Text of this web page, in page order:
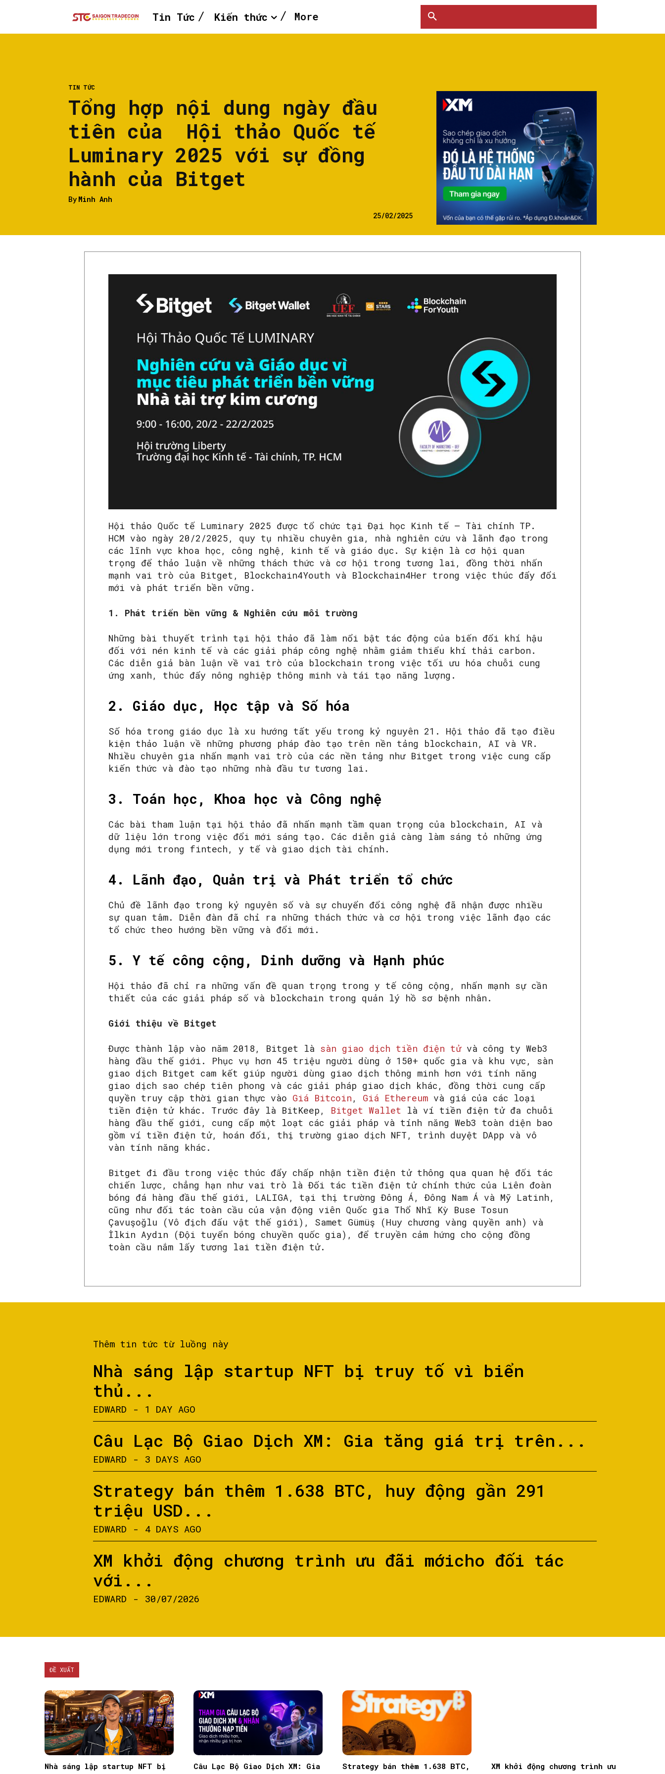
Tin Tức Kiến thức More
TIN TỨC
Tổng hợp nội dung ngày đầu
tiên của Hội thảo Quốc tế
Luminary 2025 với sự đồng
hành của Bitget
By Minh Anh
25/02/2025
Hội thảo Quốc tế Luminary 2025 được tổ chức tại Đại học Kinh tế – Tài chính TP.
HCM vào ngày 20/2/2025, quy tụ nhiều chuyên gia, nhà nghiên cứu và lãnh đạo trong
các lĩnh vực khoa học, công nghệ, kinh tế và giáo dục. Sự kiện là cơ hội quan
trọng để thảo luận về những thách thức và cơ hội trong tương lai, đồng thời nhấn
mạnh vai trò của Bitget, Blockchain4Youth và Blockchain4Her trong việc thúc đẩy đổi
mới và phát triển bền vững.
1. Phát triển bền vững & Nghiên cứu môi trường
Những bài thuyết trình tại hội thảo đã làm nổi bật tác động của biến đổi khí hậu
đối với nén kinh tế và các giải pháp công nghệ nhằm giảm thiểu khí thải carbon.
Các diễn giả bàn luận về vai trò của blockchain trong việc tối ưu hóa chuỗi cung
ứng xanh, thúc đẩy nông nghiệp thông minh và tái tạo năng lượng.
2. Giáo dục, Học tập và Số hóa
Số hóa trong giáo dục là xu hướng tất yếu trong kỷ nguyên 21. Hội thảo đã tạo điều
kiện thảo luận về những phương pháp đào tạo trên nền tảng blockchain, AI và VR.
Nhiều chuyên gia nhấn mạnh vai trò của các nền tảng như Bitget trong việc cung cấp
kiến thức và đào tạo những nhà đầu tư tương lai.
3. Toán học, Khoa học và Công nghệ
Các bài tham luận tại hội thảo đã nhấn mạnh tầm quan trọng của blockchain, AI và
dữ liệu lớn trong việc đổi mới sáng tạo. Các diễn giả càng làm sáng tỏ những ứng
dụng mới trong fintech, y tế và giao dịch tài chính.
4. Lãnh đạo, Quản trị và Phát triển tổ chức
Chủ đề lãnh đạo trong kỷ nguyên số và sự chuyển đổi công nghệ đã nhận được nhiều
sự quan tâm. Diễn đàn đã chỉ ra những thách thức và cơ hội trong việc lãnh đạo các
tổ chức theo hướng bền vững và đổi mới.
5. Y tế công cộng, Dinh dưỡng và Hạnh phúc
Hội thảo đã chỉ ra những vấn đề quan trọng trong y tế công cộng, nhấn mạnh sự cần
thiết của các giải pháp số và blockchain trong quản lý hồ sơ bệnh nhân.
Giới thiệu về Bitget
Được thành lập vào năm 2018, Bitget là sàn giao dịch tiền điện tửvà công ty Web3
hàng đầu thế giới. Phục vụ hơn 45 triệu người dùng ở 150+ quốc gia và khu vực, sàn
giao dịch Bitget cam kết giúp người dùng giao dịch thông minh hơn với tính năng
giao dịch sao chép tiên phong và các giải pháp giao dịch khác, đồng thời cung cấp
quyền truy cập thời gian thực vào Giá Bitcoin , Giá Ethereum và giá của các loại
tiền điện tử khác. Trước đây là BitKeep,
Bitget Wallet là ví tiền điện tử đa chuỗi
hàng đầu thế giới, cung cấp một loạt các giải pháp và tính năng Web3 toàn diện bao
gồm ví tiền điện tử, hoán đổi, thị trường giao dịch NFT, trình duyệt DApp và vô
vàn tính năng khác.
Bitget đi đầu trong việc thúc đẩy chấp nhận tiền điện tử thông qua quan hệ đối tác
chiến lược, chẳng hạn như vai trò là Đối tác tiền điện tử chính thức của Liên đoàn
bóng đá hàng đầu thế giới, LALIGA, tại thị trường Đông Á, Đông Nam Á và Mỹ Latinh,
cũng như đối tác toàn cầu của vận động viên Quốc gia Thổ Nhĩ Kỳ Buse Tosun
Çavuşoğlu (Vô địch đấu vật thế giới), Samet Gümüş (Huy chương vàng quyền anh) và
İlkin Aydın (Đội tuyển bóng chuyền quốc gia), để truyền cảm hứng cho cộng đồng
toàn cầu nắm lấy tương lai tiền điện tử.
Thêm tin tức từ luồng này
Nhà sáng lập startup NFT bị truy tố vì biển
thủ...
EDWARD - 1 DAY AGO
Câu Lạc Bộ Giao Dịch XM: Gia tăng giá trị trên...
EDWARD - 3 DAYS AGO
Strategy bán thêm 1.638 BTC, huy động gần 291
triệu USD...
EDWARD - 4 DAYS AGO
XM khởi động chương trình ưu đãi mớicho đối tác
với...
EDWARD - 30/07/2026
ĐỀ XUẤT
Nhà sáng lập startup NFT bị
Câu Lạc Bộ Giao Dịch XM: Gia
Strategy bán thêm 1.638 BTC,
XM khởi động chương trình ưu